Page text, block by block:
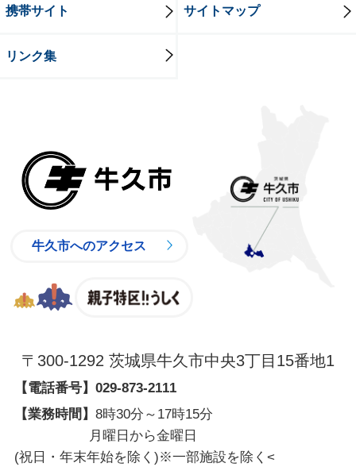
携帯サイト サイトマップ
リンク集
牛久市へのアクセス
〒300-1292 茨城県牛久市中央3丁目15番地1
【電話番号】 029-873-2111
【業務時間】 8時30分～17時15分
月曜日から金曜日
(祝日・年末年始を除く)※一部施設を除く <